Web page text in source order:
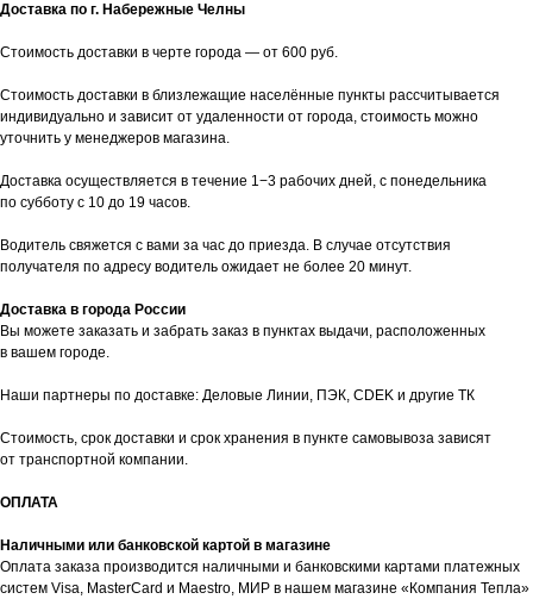
Доставка по г. Набережные Челны
Стоимость доставки в черте города — от 600 руб.
Стоимость доставки в близлежащие населённые пункты рассчитывается
индивидуально и зависит от удаленности от города, стоимость можно
уточнить у менеджеров магазина.
Доставка осуществляется в течение 1−3 рабочих дней, с понедельника
по субботу с 10 до 19 часов.
Водитель свяжется с вами за час до приезда. В случае отсутствия
получателя по адресу водитель ожидает не более 20 минут.
Доставка в города России
Вы можете заказать и забрать заказ в пунктах выдачи, расположенных
в вашем городе.
Наши партнеры по доставке: Деловые Линии, ПЭК, CDEK и другие ТК
Стоимость, срок доставки и срок хранения в пункте самовывоза зависят
от транспортной компании.
ОПЛАТА
Наличными или банковской картой в магазине
Оплата заказа производится наличными и банковскими картами платежных
систем Visa, MasterCard и Maestro, МИР в нашем магазине «Компания Тепла»